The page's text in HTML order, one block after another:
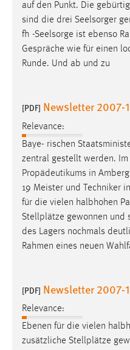
auf den Punkt. Die
sind die drei Seelsorger
fh -Seelsorge ist ebenso
Gespräche wie für einen
Runde. Und ab und zu
[PDF] Newsletter 2007-1
Relevance:
Baye- rischen
zentral gestellt werden.
Propädeutikums in
19 Meister und Techniker
für die vielen halbhohen
Stellplätze gewonnen und
des Lagers nochmals
Rahmen eines neuen
[PDF] Newsletter 2007-1
Relevance:
Ebenen für die vielen
zusätzliche Stellplätze